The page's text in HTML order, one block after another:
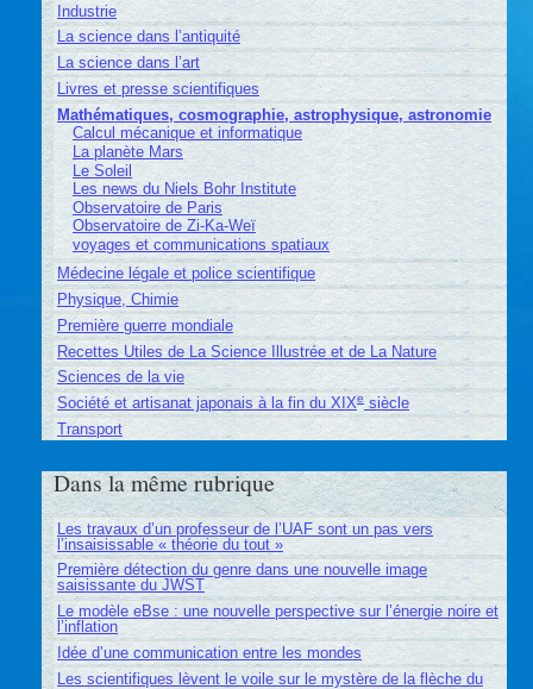
Industrie
La science dans l’antiquité
La science dans l’art
Livres et presse scientifiques
Mathématiques, cosmographie, astrophysique, astronomie
Calcul mécanique et informatique
La planète Mars
Le Soleil
Les news du Niels Bohr Institute
Observatoire de Paris
Observatoire de Zi-Ka-Weï
voyages et communications spatiaux
Médecine légale et police scientifique
Physique, Chimie
Première guerre mondiale
Recettes Utiles de La Science Illustrée et de La Nature
Sciences de la vie
Société et artisanat japonais à la fin du XIXesiècle
Transport
Dans la même rubrique
Les travaux d’un professeur de l’UAF sont un pas vers
l’insaisissable « théorie du tout »
Première détection du genre dans une nouvelle image
saisissante du JWST
Le modèle eBse : une nouvelle perspective sur l’énergie noire et
l’inflation
Idée d’une communication entre les mondes
Les scientifiques lèvent le voile sur le mystère de la flèche du